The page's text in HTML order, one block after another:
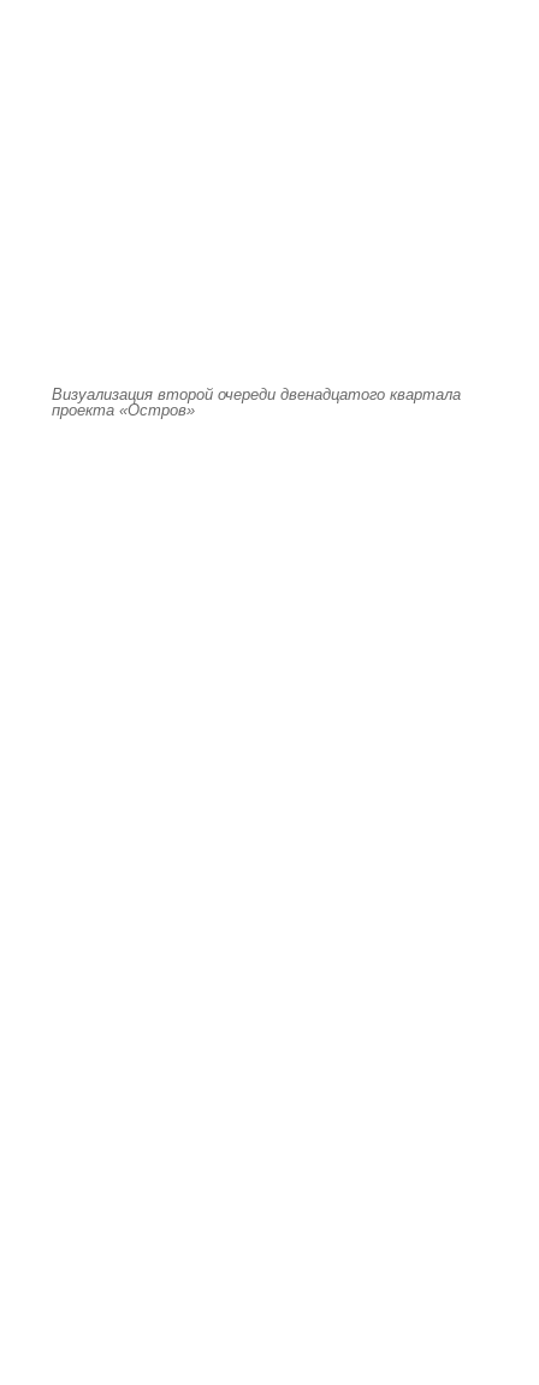
Визуализация второй очереди двенадцатого квартала
проекта «Остров»